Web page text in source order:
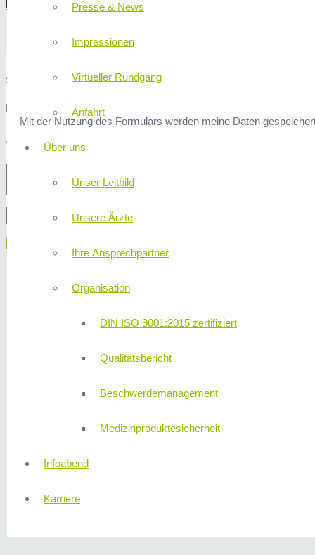
Presse & News
Impressionen
Virtueller Rundgang
Anfahrt
Über uns
Unser Leitbild
Unsere Ärzte
Ihre Ansprechpartner
Organisation
DIN ISO 9001:2015 zertifiziert
Qualitätsbericht
Beschwerdemanagement
Medizinproduktesicherheit
Infoabend
Karriere
Sicherheitsfrage: 3x2 ist?
Hier finden Sie unsere
Mit der Nutzung des Formulars werden meine Daten
* Erforderliche Angaben
Menü